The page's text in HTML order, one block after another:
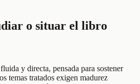
o situar el libro
y directa, pensada para sostener
temas tratados exigen madurez